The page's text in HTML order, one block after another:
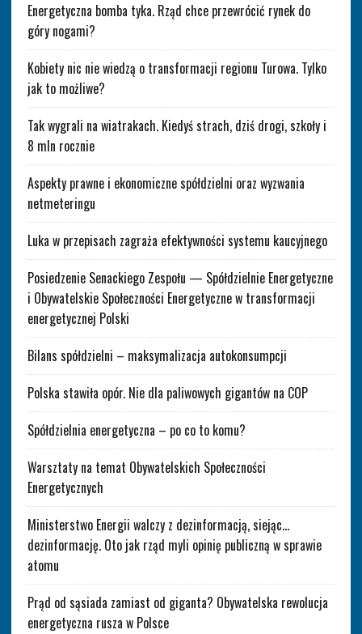
Energetyczna bomba tyka. Rząd chce przewrócić rynek do
góry nogami?
Kobiety nic nie wiedzą o transformacji regionu Turowa. Tylko
jak to możliwe?
Tak wygrali na wiatrakach. Kiedyś strach, dziś drogi, szkoły i
8 mln rocznie
Aspekty prawne i ekonomiczne spółdzielni oraz wyzwania
netmeteringu
Luka w przepisach zagraża efektywności systemu kaucyjnego
Posiedzenie Senackiego Zespołu — Spółdzielnie Energetyczne
i Obywatelskie Społeczności Energetyczne w transformacji
energetycznej Polski
Bilans spółdzielni – maksymalizacja autokonsumpcji
Polska stawiła opór. Nie dla paliwowych gigantów na COP
Spółdzielnia energetyczna – po co to komu?
Warsztaty na temat Obywatelskich Społeczności
Energetycznych
Ministerstwo Energii walczy z dezinformacją, siejąc…
dezinformację. Oto jak rząd myli opinię publiczną w sprawie
atomu
Prąd od sąsiada zamiast od giganta? Obywatelska rewolucja
energetyczna rusza w Polsce